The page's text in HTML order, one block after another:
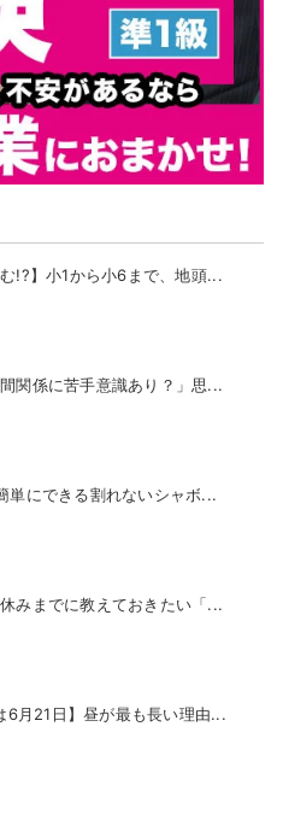
む!?】小1から小6まで、地頭...
関係に苦手意識あり？」思...
単にできる割れないシャボ...
みまでに教えておきたい「...
6月21日】昼が最も長い理由...